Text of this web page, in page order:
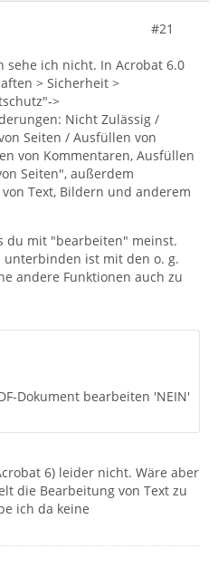
#21
sehe ich nicht. In Acrobat 6.0
> Sicherheit >
>
Nicht Zulässig /
Seiten / Ausfüllen von
von Kommentaren, Ausfüllen
Seiten", außerdem
Text, Bildern und anderem
du mit "bearbeiten" meinst.
unterbinden ist mit den o. g.
andere Funktionen auch zu
Dokument bearbeiten 'NEIN'
6) leider nicht. Wäre aber
die Bearbeitung von Text zu
ich da keine